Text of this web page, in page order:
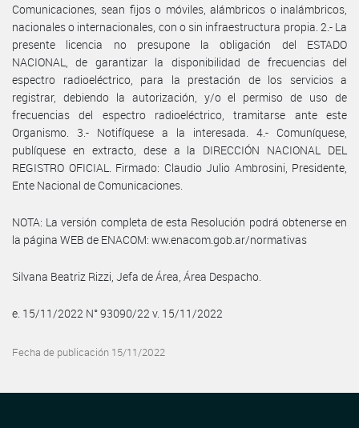
Comunicaciones, sean fijos o móviles, alámbricos o inalámbricos,
nacionales o internacionales, con o sin infraestructura propia. 2.- La
presente licencia no presupone la obligación del ESTADO
NACIONAL, de garantizar la disponibilidad de frecuencias del
espectro radioeléctrico, para la prestación de los servicios a
registrar, debiendo la autorización, y/o el permiso de uso de
frecuencias del espectro radioeléctrico, tramitarse ante este
Organismo. 3.- Notifíquese a la interesada. 4.- Comuníquese,
publíquese en extracto, dese a la DIRECCIÓN NACIONAL DEL
REGISTRO OFICIAL. Firmado: Claudio Julio Ambrosini, Presidente,
Ente Nacional de Comunicaciones.
NOTA: La versión completa de esta Resolución podrá obtenerse en
la página WEB de ENACOM: ww.enacom.gob.ar/normativas
Silvana Beatriz Rizzi, Jefa de Área, Área Despacho.
e. 15/11/2022 N° 93090/22 v. 15/11/2022
Fecha de publicación 15/11/2022